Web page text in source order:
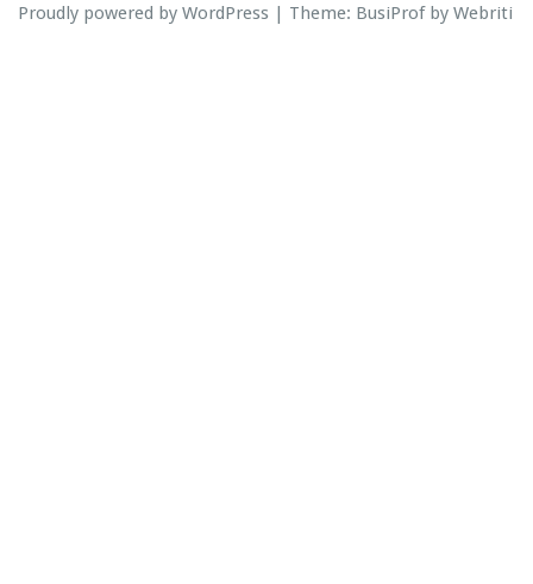
Proudly powered by WordPress | Theme: BusiProfby Webriti